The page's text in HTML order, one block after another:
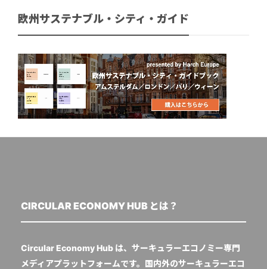
欧州サステナブル・シティ・ガイド
CIRCULAR ECONOMY HUB とは？
Circular Economy Hub は、サーキュラーエコノミー専門
メディアプラットフォームです。国内外のサーキュラーエコ